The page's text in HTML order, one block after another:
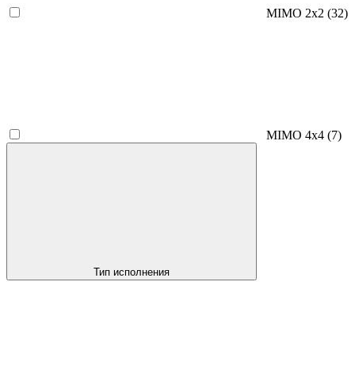
MIMO 2x2 (32)
MIMO 4x4 (7)
Тип исполнения